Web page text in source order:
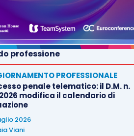
professione
PROFESSIONALE
penale telematico: il D.M. n.
modifica il calendario di
2026
Viani